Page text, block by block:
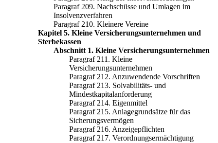
Paragraf 209. Nachschüsse und Umlagen im
Insolvenzverfahren
Paragraf 210. Kleinere Vereine
Kapitel 5. Kleine Versicherungsunternehmen und
Sterbekassen
Abschnitt 1. Kleine Versicherungsunternehmen
Paragraf 211. Kleine
Versicherungsunternehmen
Paragraf 212. Anzuwendende Vorschriften
Paragraf 213. Solvabilitäts- und
Mindestkapitalanforderung
Paragraf 214. Eigenmittel
Paragraf 215. Anlagegrundsätze für das
Sicherungsvermögen
Paragraf 216. Anzeigepflichten
Paragraf 217. Verordnungsermächtigung